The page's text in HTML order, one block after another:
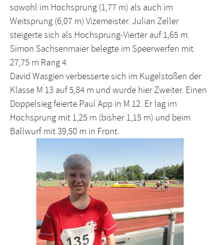
sowohl im Hochsprung (1,77 m) als auch im
Weitsprung (6,07 m) Vizemeister. Julian Zeller
steigerte sich als Hochsprung-Vierter auf 1,65 m.
Simon Sachsenmaier belegte im Speerwerfen mit
27,75 m Rang 4.
David Wasgien verbesserte sich im Kugelstoßen der
Klasse M 13 auf 5,84 m und wurde hier Zweiter. Einen
Doppelsieg feierte Paul App in M 12. Er lag im
Hochsprung mit 1,25 m (bisher 1,15 m) und beim
Ballwurf mit 39,50 m in Front.